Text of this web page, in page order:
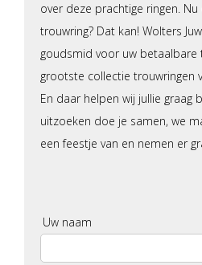
over deze prachtige ringen.
trouwring? Dat kan! Wolters
goudsmid voor uw betaalbare
grootste collectie trouwringen
En daar helpen wij jullie graag
uitzoeken doe je samen, we
een feestje van en nemen er
Uw naam